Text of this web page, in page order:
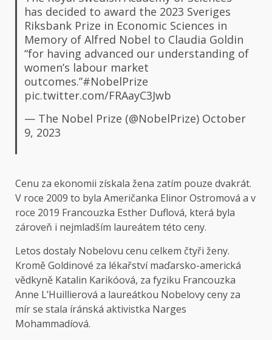
has decided to award the 2023 Sveriges
Riksbank Prize in Economic Sciences in
Memory of Alfred Nobel to Claudia Goldin
“for having advanced our understanding of
women’s labour market
outcomes.”#NobelPrize
pic.twitter.com/FRAayC3Jwb
— The Nobel Prize (@NobelPrize) October
9, 2023
Cenu za ekonomii získala žena zatím pouze dvakrát.
V roce 2009 to byla Američanka Elinor Ostromová a v
roce 2019 Francouzka Esther Duflová, která byla
zároveň i nejmladším laureátem této ceny.
Letos dostaly Nobelovu cenu celkem čtyři ženy.
Kromě Goldinové za lékařství maďarsko-americká
vědkyně Katalin Karikóová, za fyziku Francouzka
Anne L’Huillierová a laureátkou Nobelovy ceny za
mír se stala íránská aktivistka Narges
Mohammadíová.